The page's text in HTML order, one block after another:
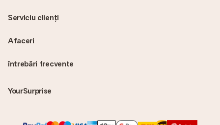
întrebări frecvente
YourSurprise
Serviciu clienți
Afaceri